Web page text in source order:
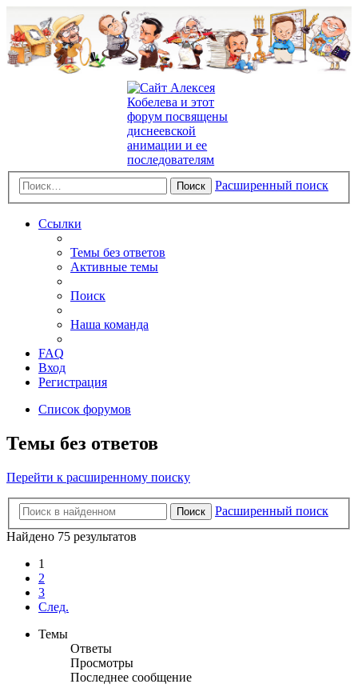
Поиск Расширенный поиск
Ссылки
Темы без ответов
Активные темы
Поиск
Наша команда
FAQ
Вход
Регистрация
Список форумов
Темы без ответов
Перейти к расширенному поиску
Поиск
Расширенный поиск
Найдено 75 результатов
1
2
3
След.
Темы
Ответы
Просмотры
Последнее сообщение